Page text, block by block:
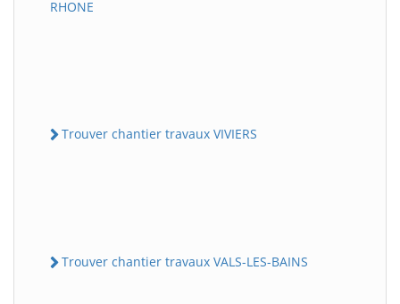
RHONE
Trouver chantier travaux VIVIERS
Trouver chantier travaux VALS-LES-BAINS